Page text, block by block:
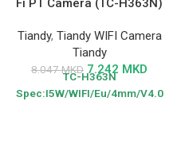
Fi PT Camera (TC-H363N)
Tiandy, Tiandy WIFI Camera
Tiandy
8.047MKD 7.242 MKD
TC-H363N
Spec:I5W/WIFI/Eu/4mm/V4.0